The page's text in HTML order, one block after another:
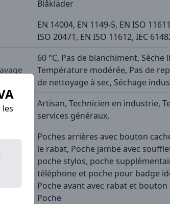
Blåkläder
EN 14004, EN 1149-5, EN ISO
ISO 20471, EN ISO 11612, IEC
60 °C, Pas de blanchiment, Sèche
Température modérée, Pas de
de nettoyage à sec, Séchage
Artisan, Technicien en industrie,
services généraux,
Poches arrières avec bouton
le rabat, Poche jambe avec
poche stylos, poche
téléphone et poche pour badge
Poche avant avec rabat et bouton
Poche